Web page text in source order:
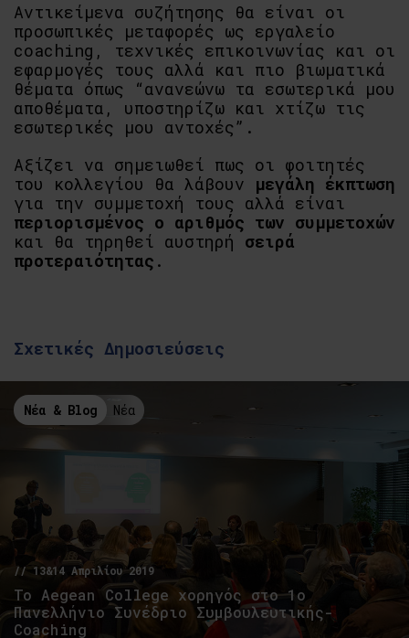
Αντικείμενα συζήτησης θα είναι οι
προσωπικές μεταφορές ως εργαλείο
coaching, τεχνικές επικοινωνίας και οι
εφαρμογές τους αλλά και πιο βιωματικά
θέματα όπως “ανανεώνω τα εσωτερικά μου
αποθέματα, υποστηρίζω και χτίζω τις
εσωτερικές μου αντοχές”.
Αξίζει να σημειωθεί πως οι φοιτητές
του κολλεγίου θα λάβουν μεγάλη έκπτωση
για την συμμετοχή τους αλλά είναι
περιορισμένος ο αριθμός των συμμετοχών
και θα τηρηθεί αυστηρή σειρά
προτεραιότητας .
Σχετικές Δημοσιεύσεις
Νέα & Blog Νέα
// 13&14 Απριλίου 2019
Το Aegean College χορηγός στο 1ο
Πανελλήνιο Συνέδριο Συμβουλευτικής-
Coaching